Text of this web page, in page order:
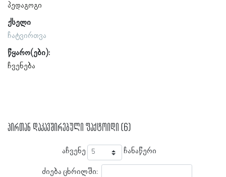
პედაგოგი
ქსელი
ჩატვირთვა
წყარო(ები):
ჩვენება
პირთან დაკავშირებული ფაქტოიდი (6)
აჩვენე ჩანაწერი
ძიება ცხრილში: